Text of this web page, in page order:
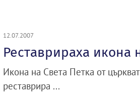
12.07.2007
Реставрираха икона
Икона на Света Петка от
реставрира ...